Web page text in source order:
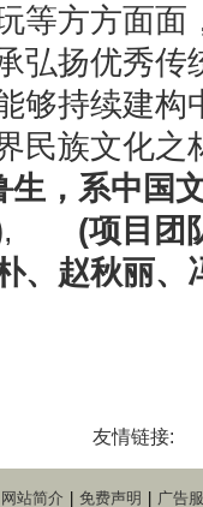
等方方面面
弘扬优秀传
够持续建构
民族文化之
生，系中国
, (项目团
、赵秋丽、
友情链接:
网站简介 免费声明 广告